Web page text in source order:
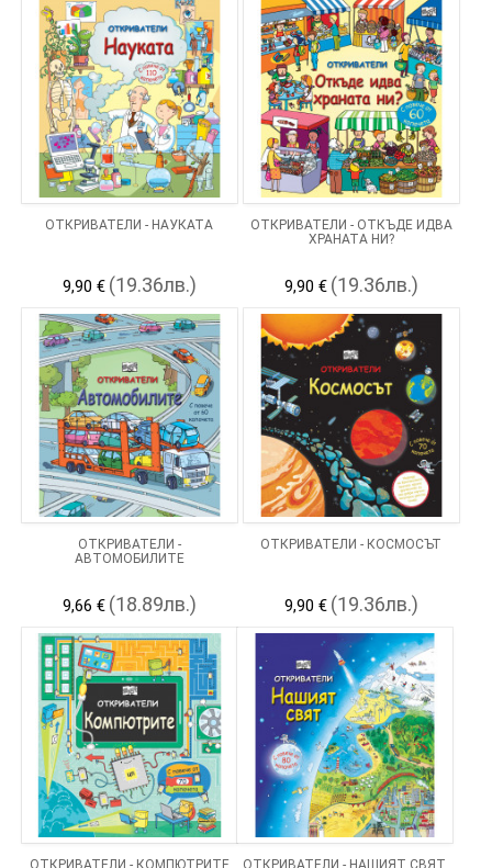
ОТКРИВАТЕЛИ - НАУКАТА
9,90 € (19.36лв.)
ОТКРИВАТЕЛИ - ОТКЪДЕ ИДВА
ХРАНАТА НИ?
9,90 € (19.36лв.)
ОТКРИВАТЕЛИ -
АВТОМОБИЛИТЕ
9,66 € (18.89лв.)
ОТКРИВАТЕЛИ - КОСМОСЪТ
9,90 € (19.36лв.)